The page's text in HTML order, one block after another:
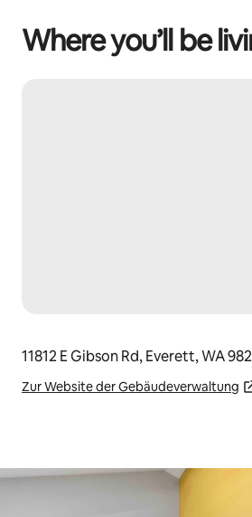
Where you’ll be
11812 E Gibson Rd, Everett, WA
Zur Website der Gebäudeverwaltung